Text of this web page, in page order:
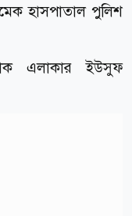
হাসপাতাল পুলিশ
এলাকার ইউসুফ